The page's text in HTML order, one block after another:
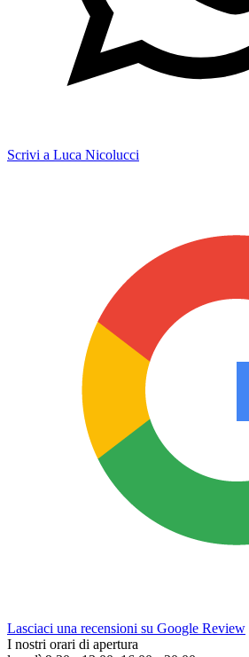
Scrivi a Luca Nicolucci
Lasciaci una recensioni su Google Review
I nostri orari di apertura